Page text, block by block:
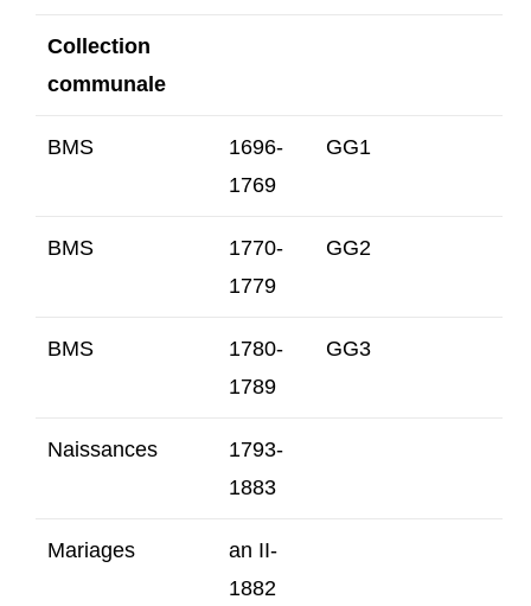
Collection
communale
BMS
1696-
1769
GG1
BMS
1770-
1779
GG2
BMS
1780-
1789
GG3
Naissances
1793-
1883
Mariages
an II-
1882